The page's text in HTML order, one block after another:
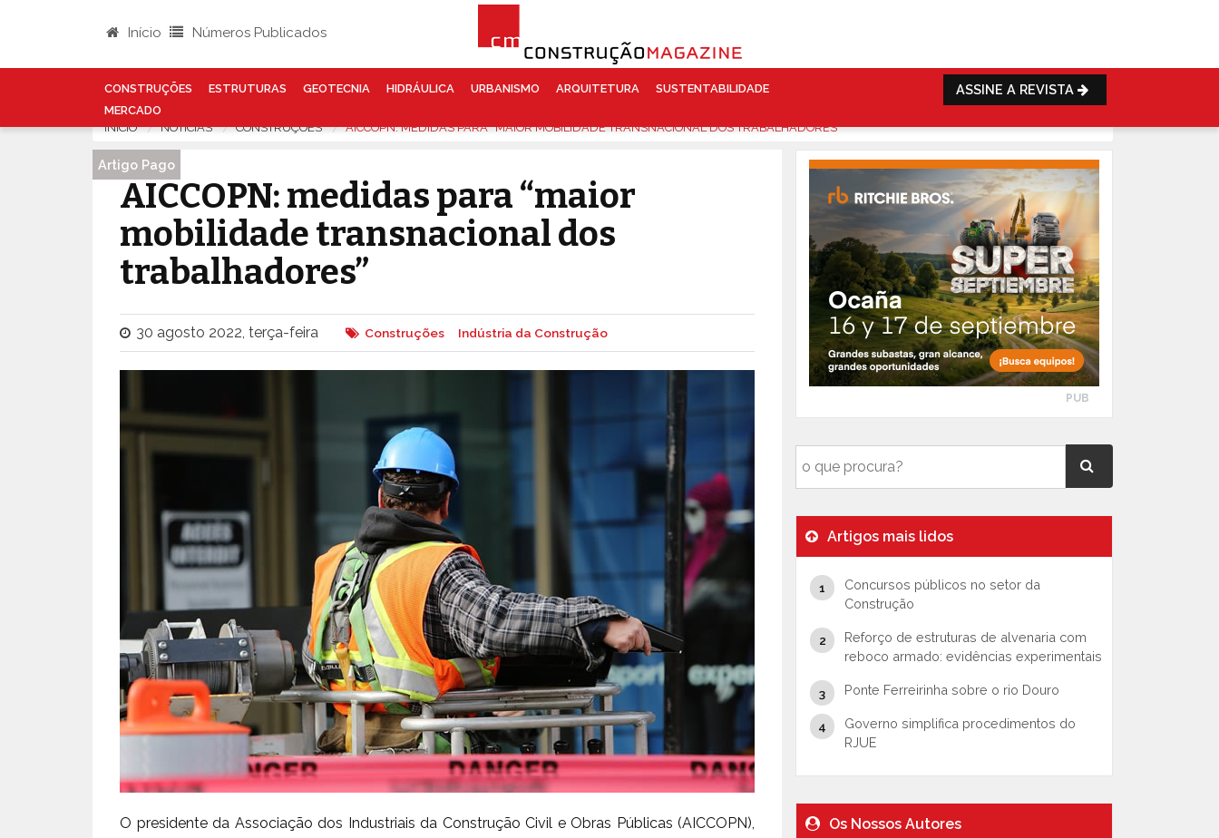
Início Números Publicados
CONSTRUÇÕES ESTRUTURAS GEOTECNIA HIDRÁULICA URBANISMO ARQUITETURA
SUSTENTABILIDADE
MERCADO
ASSINE A REVISTA
INÍCIO NOTÍCIAS CONSTRUÇÕES AICCOPN: MEDIDAS PARA “MAIOR MOBILIDADE TRANSNACIONAL DOS TRABALHADORES”
AICCOPN: medidas para “maior
mobilidade transnacional dos
trabalhadores”
Artigo Pago
30 agosto 2022, terça-feira Construções Indústria da Construção
O presidente da Associação dos Industriais da Construção Civil e Obras Públicas (AICCOPN),
PUB
Artigos mais lidos
Concursos públicos no setor da
Construção
Reforço de estruturas de alvenaria com
reboco armado: evidências experimentais
Ponte Ferreirinha sobre o rio Douro
Governo simplifica procedimentos do
RJUE
Os Nossos Autores